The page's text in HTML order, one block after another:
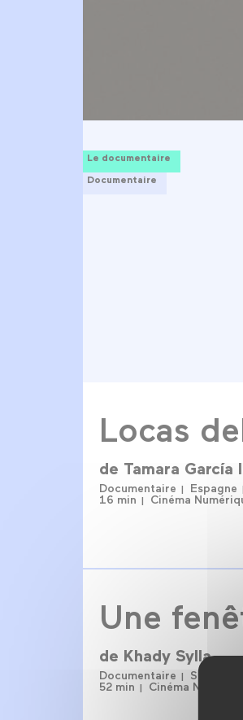
Le documentaire
Documentaire
Locas
de Tamara García
Documentaire Espagne
16 min
Cinéma
Une
de Khady Sylla
Documentaire Sénégal
52 min
Cinéma